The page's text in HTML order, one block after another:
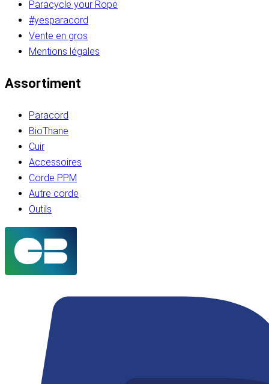
Paracycle your Rope
#yesparacord
Vente en gros
Mentions légales
Assortiment
Paracord
BioThane
Cuir
Accessoires
Corde PPM
Autre corde
Outils